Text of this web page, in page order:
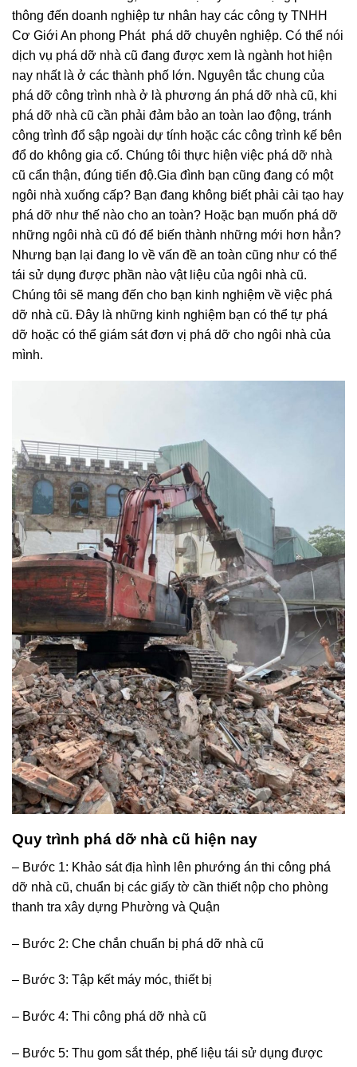
cho đến nhà cao tầng, các đơn vị này từ lao động phổ
thông đến doanh nghiệp tư nhân hay các công ty TNHH
Cơ Giới An phong Phát phá dỡ chuyên nghiệp. Có thể nói
dịch vụ phá dỡ nhà cũ đang được xem là ngành hot hiện
nay nhất là ở các thành phố lớn. Nguyên tắc chung của
phá dỡ công trình nhà ở là phương án phá dỡ nhà cũ, khi
phá dỡ nhà cũ cần phải đảm bảo an toàn lao động, tránh
công trình đổ sập ngoài dự tính hoặc các công trình kế bên
đổ do không gia cố. Chúng tôi thực hiện việc phá dỡ nhà
cũ cẩn thận, đúng tiến độ.Gia đình bạn cũng đang có một
ngôi nhà xuống cấp? Bạn đang không biết phải cải tạo hay
phá dỡ như thế nào cho an toàn? Hoặc bạn muốn phá dỡ
những ngôi nhà cũ đó để biến thành những mới hơn hẳn?
Nhưng bạn lại đang lo về vấn đề an toàn cũng như có thể
tái sử dụng được phần nào vật liệu của ngôi nhà cũ.
Chúng tôi sẽ mang đến cho bạn kinh nghiệm về việc phá
dỡ nhà cũ. Đây là những kinh nghiệm bạn có thể tự phá
dỡ hoặc có thể giám sát đơn vị phá dỡ cho ngôi nhà của
– Bước 1: Khảo sát địa hình lên phướng án thi công phá
dỡ nhà cũ, chuẩn bị các giấy tờ cần thiết nộp cho phòng